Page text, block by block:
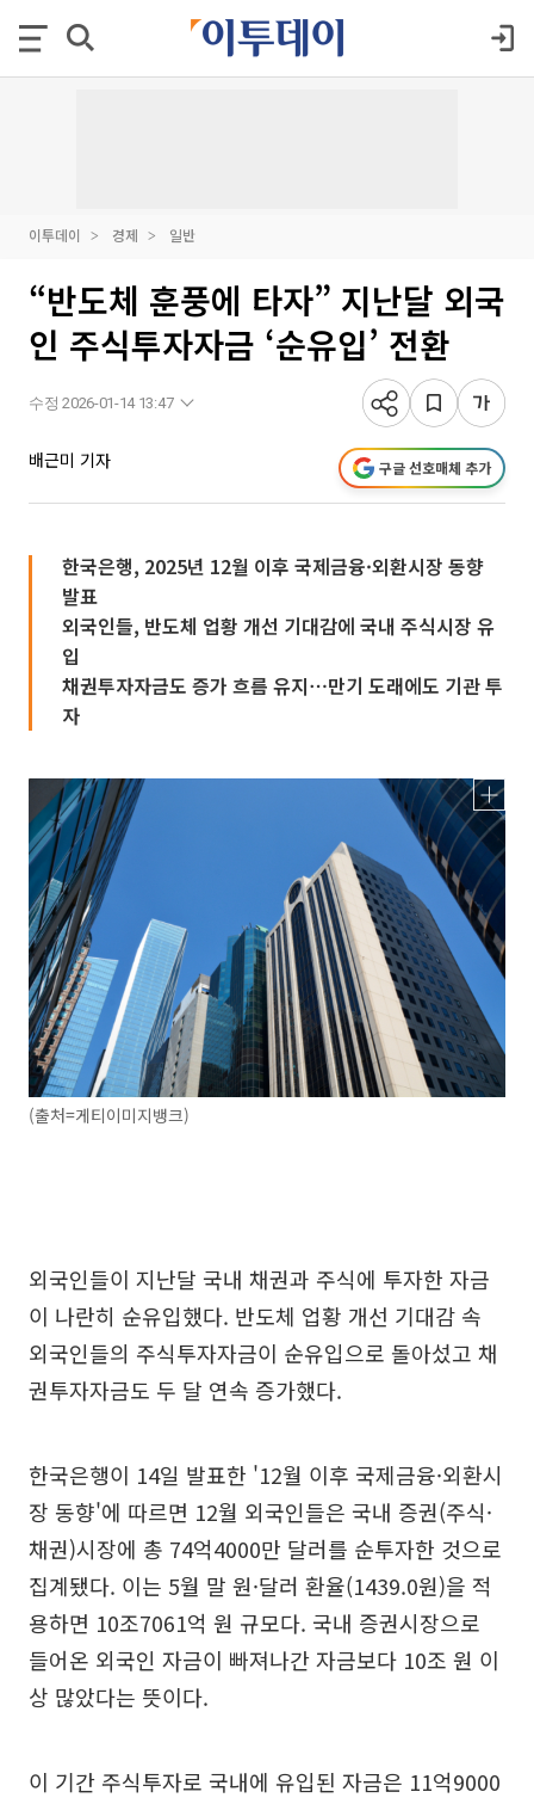
이투데이 경제 일반
“반도체 훈풍에 타자” 지난달 외국
인 주식투자자금 ‘순유입’ 전환
수정 2026-01-14 13:47
배근미 기자 구글 선호매체 추가
한국은행, 2025년 12월 이후 국제금융·외환시장 동향
발표
외국인들, 반도체 업황 개선 기대감에 국내 주식시장 유
입
채권투자자금도 증가 흐름 유지⋯만기 도래에도 기관 투
자
(출처=게티이미지뱅크)
외국인들이 지난달 국내 채권과 주식에 투자한 자금
이 나란히 순유입했다. 반도체 업황 개선 기대감 속
외국인들의 주식투자자금이 순유입으로 돌아섰고 채
권투자자금도 두 달 연속 증가했다.
한국은행이 14일 발표한 '12월 이후 국제금융·외환시
장 동향'에 따르면 12월 외국인들은 국내 증권(주식·
채권)시장에 총 74억4000만 달러를 순투자한 것으로
집계됐다. 이는 5월 말 원·달러 환율(1439.0원)을 적
용하면 10조7061억 원 규모다. 국내 증권시장으로
들어온 외국인 자금이 빠져나간 자금보다 10조 원 이
상 많았다는 뜻이다.
이 기간 주식투자로 국내에 유입된 자금은 11억9000